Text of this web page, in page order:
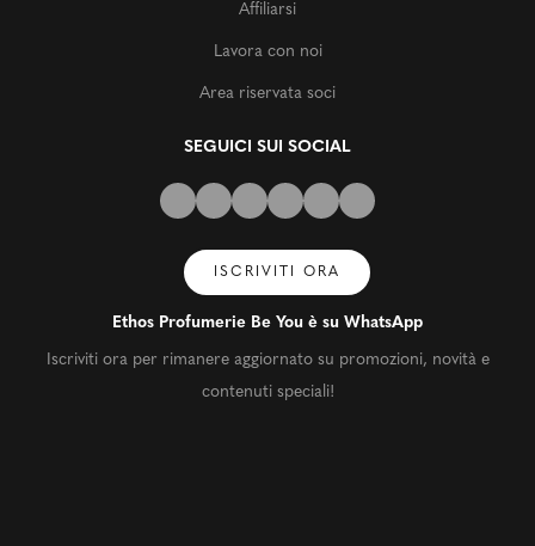
Affiliarsi
Lavora con noi
Area riservata soci
SEGUICI SUI SOCIAL
ISCRIVITI ORA
Ethos Profumerie Be You è su WhatsApp
Iscriviti ora per rimanere aggiornato su promozioni, novità e
contenuti speciali!